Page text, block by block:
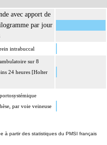
avec apport de
par jour
intrabuccal
sur 8
24 heures [Holter
par voie veineuse
à partir des statistiques du PMSI français